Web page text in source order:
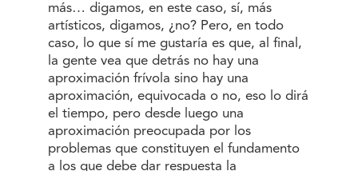
más… digamos, en este caso, sí, más
artísticos, digamos, ¿no? Pero, en todo
caso, lo que sí me gustaría es que, al final,
la gente vea que detrás no hay una
aproximación frívola sino hay una
aproximación, equivocada o no, eso lo dirá
el tiempo, pero desde luego una
aproximación preocupada por los
problemas que constituyen el fundamento
a los que debe dar respuesta la